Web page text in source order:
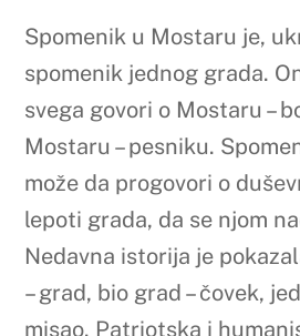
Spomenik u Mostaru je,
spomenik jednog grada.
svega govori o Mostaru –
Mostaru – pesniku.
može da progovori o
lepoti grada, da se njom
Nedavna istorija je
– grad, bio grad – čovek,
misao. Patriotska i